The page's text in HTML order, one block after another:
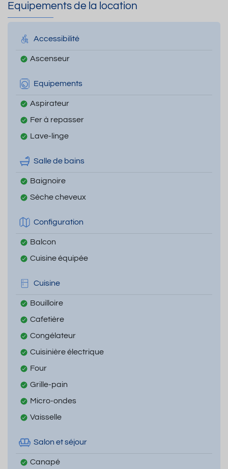
Equipements de la location
Accessibilité
Ascenseur
Equipements
Aspirateur
Fer à repasser
Lave-linge
Salle de bains
Baignoire
Sèche cheveux
Configuration
Balcon
Cuisine équipée
Cuisine
Bouilloire
Cafetière
Congélateur
Cuisinière électrique
Four
Grille-pain
Micro-ondes
Vaisselle
Salon et séjour
Canapé